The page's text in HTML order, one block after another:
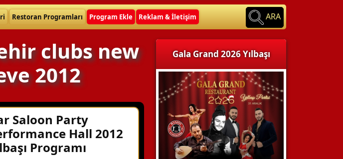
Restoran Programları Program Ekle Reklam & İletişim ARA
clubs new
2012
Saloon Party
Hall 2012
Programı
Gala Grand 2026 Yılbaşı